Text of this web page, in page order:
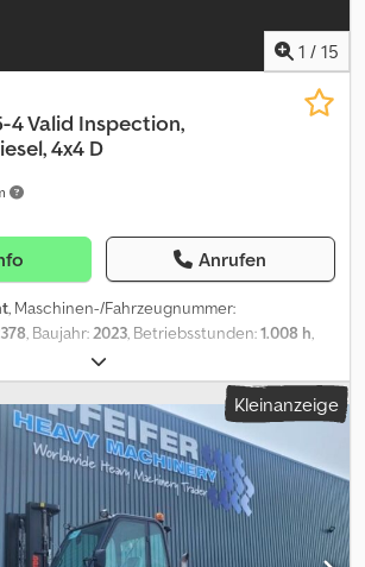
1 / 15
4 Valid Inspection,
4x4 D
Anrufen
, Maschinen-/Fahrzeugnummer:
, Baujahr:2023, Betriebsstunden:1.008 h,
, Kraftstofftyp:
Perkins, Hubkapazität: 2.500 kg Bauhöhe:
des Laderaums: 445 x 144 x 199 cm Zustand
0 Dcedpfx Ajzffnzsipek Zustand der
Sie sich an PFEIFER GROUP, um
zu erhalten.
Kleinanzeige